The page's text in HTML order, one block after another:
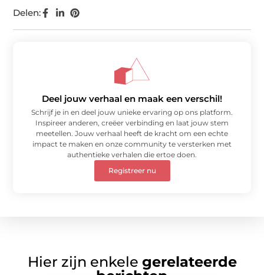
Delen:
Deel jouw verhaal en maak een verschil!
Schrijf je in en deel jouw unieke ervaring op ons platform.
Inspireer anderen, creëer verbinding en laat jouw stem
meetellen. Jouw verhaal heeft de kracht om een echte
impact te maken en onze community te versterken met
authentieke verhalen die ertoe doen.
Registreer nu
Hier zijn enkele gerelateerde